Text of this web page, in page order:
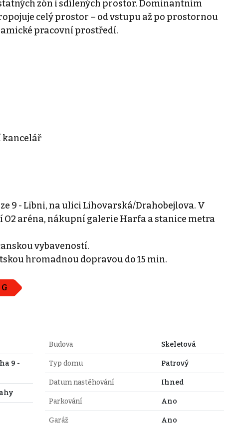
zón i sdílených prostor. Dominantním
celý prostor – od vstupu až po prostornou
pracovní prostředí.
kancelář
9 - Libni, na ulici Lihovarská/Drahobejlova. V
aréna, nákupní galerie Harfa a stanice metra
vybaveností.
hromadnou dopravou do 15 min.
G
9 -
Budova Skeletová
Typ domu Patrový
Datum nastěhování Ihned
Parkování Ano
Garáž Ano